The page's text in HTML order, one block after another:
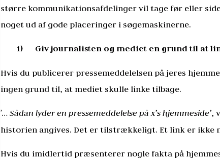
større kommunikationsafdelinger vil tage før eller
noget ud af gode placeringer i søgemaskinerne.
1) Giv journalisten og mediet en grund til at
Hvis du publicerer pressemeddelelsen på jeres
ingen grund til, at mediet skulle linke tilbage.
’… Sådan lyder en pressemeddelelse på x’s hjemmeside’,
historien angives. Det er tilstrækkeligt. Et link er ikke
Hvis du imidlertid præsenterer nogle fakta på